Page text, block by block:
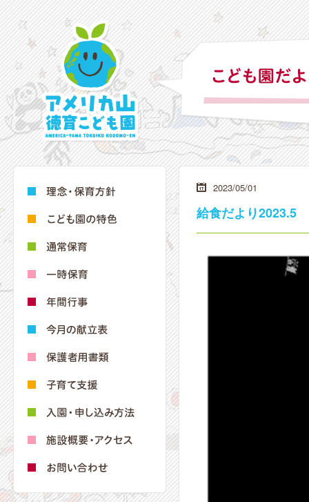
2023/05/01
給食だより2023.5